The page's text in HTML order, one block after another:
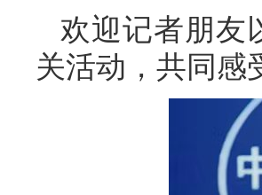
欢迎记者朋友
关活动，共同感